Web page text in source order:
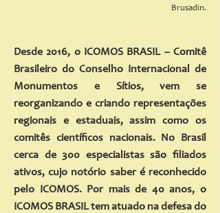
Brusadin.
Desde 2016, o ICOMOS BRASIL – Comitê
Brasileiro do Conselho Internacional de
Monumentos e Sítios, vem se
reorganizando e criando representações
regionais e estaduais, assim como os
comitês científicos nacionais. No Brasil
cerca de 300 especialistas são filiados
ativos, cujo notório saber é reconhecido
pelo ICOMOS. Por mais de 40 anos, o
ICOMOS BRASIL tem atuado na defesa do